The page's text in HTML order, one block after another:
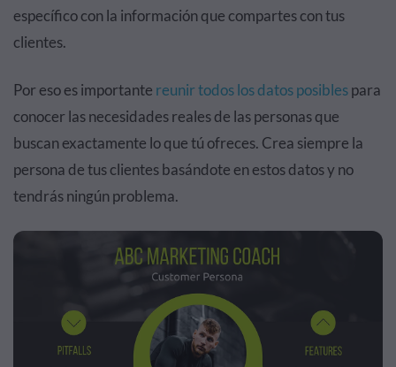
específico con la información que compartes con tus
clientes.
Por eso es importante reunir todos los datos posiblespara
conocer las necesidades reales de las personas que
buscan exactamente lo que tú ofreces. Crea siempre la
persona de tus clientes basándote en estos datos y no
tendrás ningún problema.